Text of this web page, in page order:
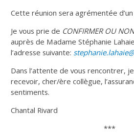
Cette réunion sera agrémentée
Je vous prie de CONFIRMER OU
auprès de Madame Stéphanie
l’adresse suivante:
Dans l’attente de vous rencontrer,
recevoir, cher/ère collègue,
sentiments.
Chantal Rivard
***